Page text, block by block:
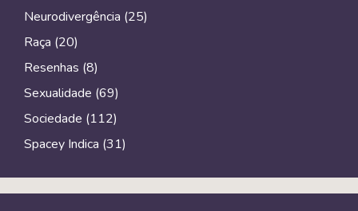
Neurodivergência (25)
Raça (20)
Resenhas (8)
Sexualidade (69)
Sociedade (112)
Spacey Indica (31)